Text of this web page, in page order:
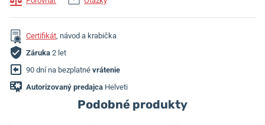
Certifikát, návod a krabička
Záruka 2 let
90 dní na bezplatné vrátenie
Autorizovaný predajca Helveti
Podobné produkty